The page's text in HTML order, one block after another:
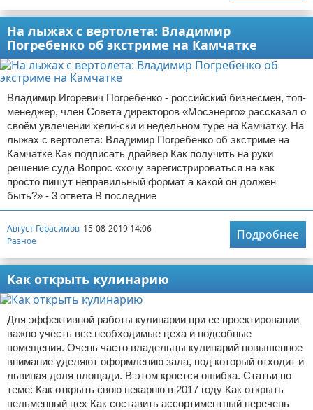
На лыжах с вертолета: Владимир
Погребенко об экстриме на Камчатке
Владимир Игоревич Погребенко - российский бизнесмен, топ-
менеджер, член Совета директоров «Мосэнерго» рассказал о
своём увлечении хели-ски и недельном туре на Камчатку. На
лыжах с вертолета: Владимир Погребенко об экстриме на
Камчатке Как подписать драйвер Как получить на руки
решение суда Вопрос «хочу зарегистрироваться на как
просто пишут неправильный формат а какой он должен
быть?» - 3 ответа В последние
Август Герасимов 15-08-2019 14:06
Разное
Подробнее
Как открыть кулинарию
Для эффективной работы кулинарии при ее проектировании
важно учесть все необходимые цеха и подсобные
помещения. Очень часто владельцы кулинарий повышенное
внимание уделяют оформлению зала, под который отходит и
львиная доля площади. В этом кроется ошибка. Статьи по
теме: Как открыть свою пекарню в 2017 году Как открыть
пельменный цех Как составить ассортиментный перечень